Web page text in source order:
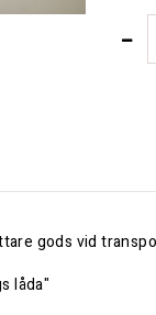
gods vid
låda"